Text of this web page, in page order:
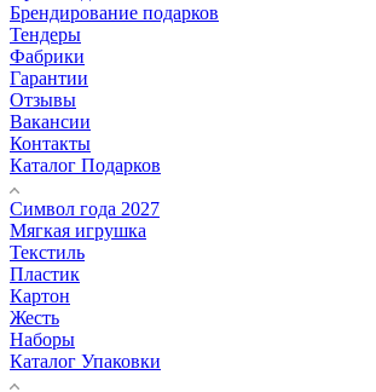
Брендирование подарков
Тендеры
Фабрики
Гарантии
Отзывы
Вакансии
Контакты
Каталог Подарков
Символ года 2027
Мягкая игрушка
Текстиль
Пластик
Картон
Жесть
Наборы
Каталог Упаковки